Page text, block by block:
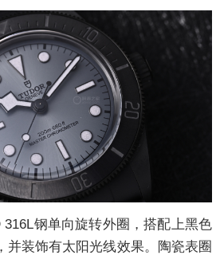
钢单向旋转外圈，搭配上黑色
并装饰有太阳光线效果。陶瓷表圈